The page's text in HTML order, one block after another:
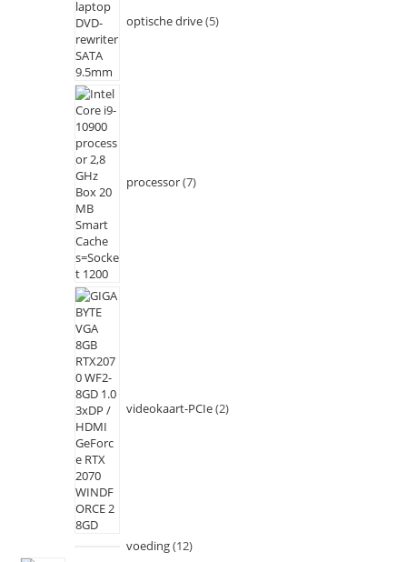
optische drive 5
processor 7
videokaart-PCIe 2
voeding 12